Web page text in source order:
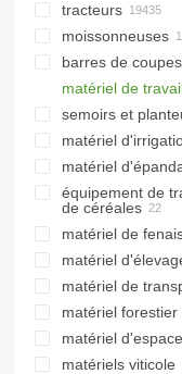
tracteurs
mini-tracteurs
tracteurs à
tracteurs à
moissonneuses
récolteuses
arracheuses
ensileuses
récolteuses à
arracheuses
ensileuses
autres
barres de coupes
barres de
cueilleurs
cueilleurs à
cueilleurs à
scies à colza
matériel de
herses
sous-soleuses
ramasseuses
retourneurs
rouleaux
cultivateurs
broyeurs
niveleurs de
charrues
fraises
semoirs et
planteuses
matériel
machines
matériel
épandeurs à
distributeurs
épandeurs à
équipement de
de céréales
lanceurs de
nettoyeurs de
séchoirs à
silos
vis à grain
matériel de
andaineurs
chargeurs
faneuses
faucheuses
remorques
matériel
matériel
broyeurs
équipement
matériels
bergers
matériel de
matériel forestier
tronçonneuses
broyeurs de
matériel
tondeuses
matériels viticole